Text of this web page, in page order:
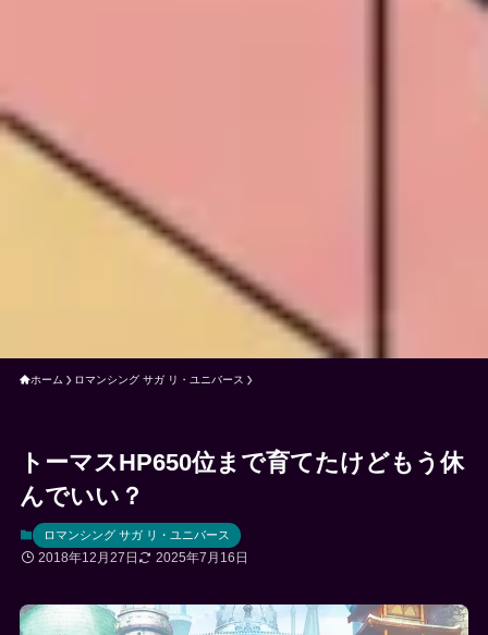
ホーム ロマンシング サガ リ・ユニバース
トーマスHP650位まで育てたけどもう休
んでいい？
ロマンシング サガ リ・ユニバース
2018年12月27日 2025年7月16日